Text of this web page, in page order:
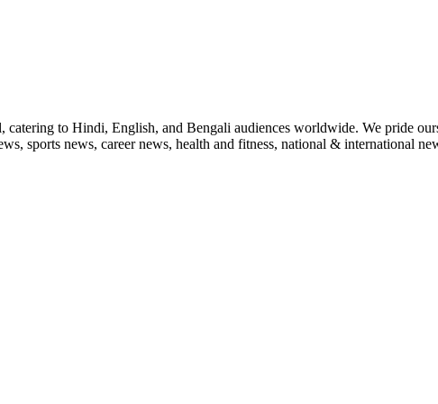
to Hindi, English, and Bengali audiences worldwide. We pride
sports news, career news, health and fitness, national & international